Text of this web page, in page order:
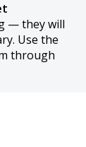
— they will
Use the
through